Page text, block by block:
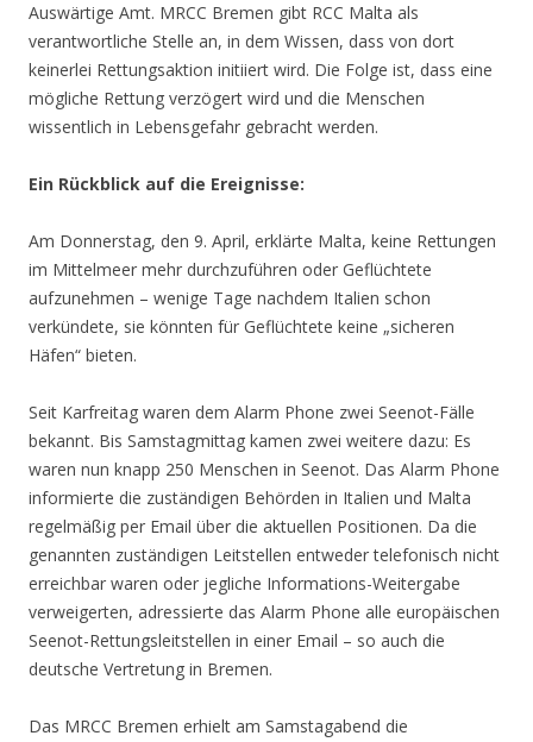
Auswärtige Amt. MRCC Bremen gibt RCC Malta als
verantwortliche Stelle an, in dem Wissen, dass von dort
keinerlei Rettungsaktion initiiert wird. Die Folge ist, dass eine
mögliche Rettung verzögert wird und die Menschen
wissentlich in Lebensgefahr gebracht werden.
Ein Rückblick auf die Ereignisse:
Am Donnerstag, den 9. April, erklärte Malta, keine Rettungen
im Mittelmeer mehr durchzuführen oder Geflüchtete
aufzunehmen – wenige Tage nachdem Italien schon
verkündete, sie könnten für Geflüchtete keine „sicheren
Häfen“ bieten.
Seit Karfreitag waren dem Alarm Phone zwei Seenot-Fälle
bekannt. Bis Samstagmittag kamen zwei weitere dazu: Es
waren nun knapp 250 Menschen in Seenot. Das Alarm Phone
informierte die zuständigen Behörden in Italien und Malta
regelmäßig per Email über die aktuellen Positionen. Da die
genannten zuständigen Leitstellen entweder telefonisch nicht
erreichbar waren oder jegliche Informations-Weitergabe
verweigerten, adressierte das Alarm Phone alle europäischen
Seenot-Rettungsleitstellen in einer Email – so auch die
deutsche Vertretung in Bremen.
Das MRCC Bremen erhielt am Samstagabend die